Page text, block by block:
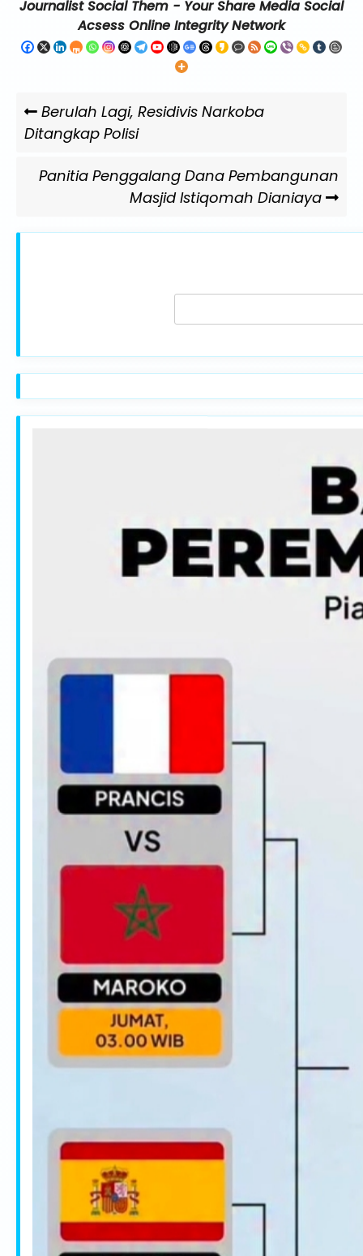
Journalist Social Them - Your Share Media Social
Acsess Online Integrity Network
posPrevious
Post
Berulah Lagi, Residivis Narkoba
Ditangkap Polisi
Next
Panitia Penggalang Dana Pembangunan
Masjid Istiqomah Dianiaya